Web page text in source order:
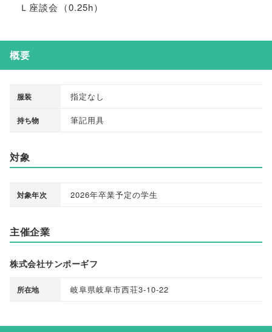
Ｌ座談会 （0.25h）
概要
服装 指定なし
持ち物 筆記用具
対象
対象年次 2026年卒業予定の学生
主催企業
株式会社サンポーギフ
所在地 岐阜県岐阜市西荘3-10-22